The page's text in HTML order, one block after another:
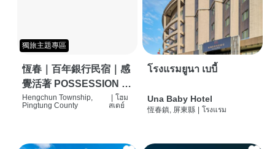
獨旅主題專區
恆春｜百年銀行民宿｜感
覺活著 POSSESSION |
背包客棧 | 恆春必住特色
Hengchun Township,
Pingtung County
โฮม
สเตย์
โรงแรมยูนา เบบี้
Una Baby Hotel
恆春鎮, 屏東縣 โรงแรม